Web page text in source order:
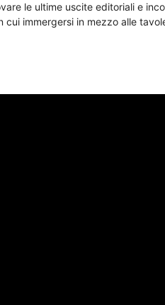
le ultime uscite editoriali e
immergersi in mezzo alle